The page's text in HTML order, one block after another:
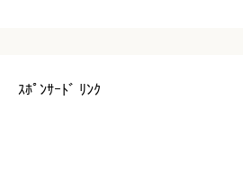
ｽﾎﾟﾝｻｰﾄﾞ ﾘﾝｸ